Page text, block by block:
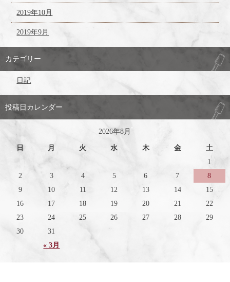
2019年10月
2019年9月
カテゴリー
日記
投稿日カレンダー
2026年8月
日 月 火 水 木 金 土
« 3月
1
2
3 4 5 6 7
8
9
10 11 12 13 14
15
16
17 18 19 20 21
22
23
24 25 26 27 28
29
30
31